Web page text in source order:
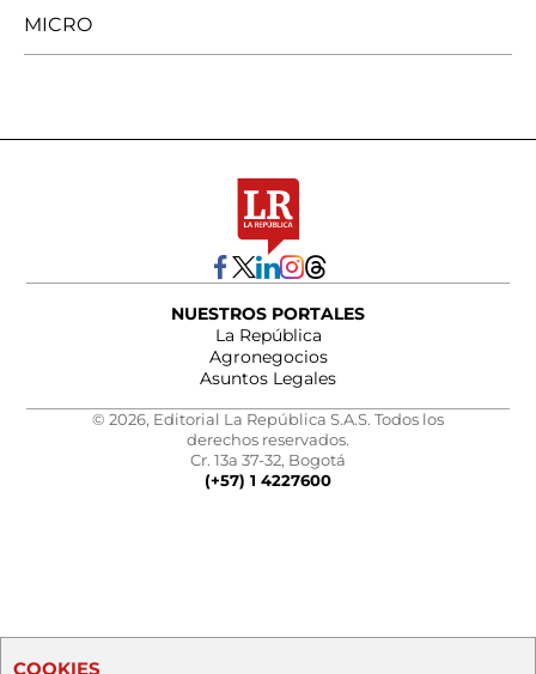
MICRO
NUESTROS PORTALES
La República
Agronegocios
Asuntos Legales
© 2026, Editorial La República S.A.S. Todos los
derechos reservados.
Cr. 13a 37-32, Bogotá
(+57) 1 4227600
COOKIES